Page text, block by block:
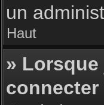
un
Haut
»
connecter